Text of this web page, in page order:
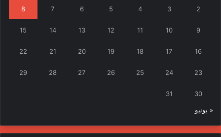
2
3
4
5
6
7
8
9
10
11
12
13
14
15
16
17
18
19
20
21
22
23
24
25
26
27
28
29
30
31
« يونيو